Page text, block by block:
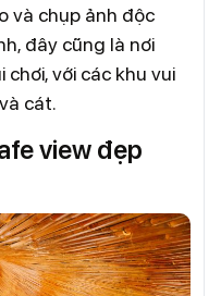
và chụp ảnh độc
đây cũng là nơi
với các khu vui
cát.
view đẹp